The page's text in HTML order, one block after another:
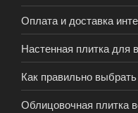
Оплата и доставка
Настенная плитка для
Как правильно
Облицовочная плитка